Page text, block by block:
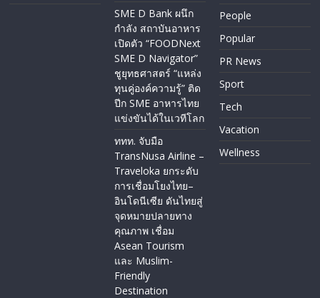
SME D Bank ผนึก
กำลัง สถาบันอาหาร
เปิดตัว “FOODNext
SME D Navigator”
ชูยุทธศาสตร์ “แหล่ง
ทุนคู่องค์ความรู้” ติด
ปีก SME อาหารไทย
แข่งขันได้ในเวทีโลก
ททท. จับมือ
TransNusa Airline –
Traveloka ยกระดับ
การเชื่อมโยงไทย–
อินโดนีเซีย ดันไทยสู่
จุดหมายปลายทาง
คุณภาพ เชื่อม
Asean Tourism
และ Muslim-
Friendly
Destination
People
Popular
PR News
Sport
Tech
Vacation
Wellness